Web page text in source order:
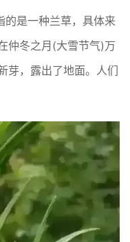
的是一种兰草，具体来
仲冬之月(大雪节气)万
芽，露出了地面。人们